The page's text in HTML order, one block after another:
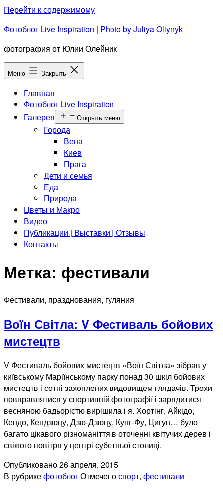
Перейти к содержимому
Фотоблог Live Inspiration | Photo by Juliya Oliynyk
фотография от Юлии Олейник
Меню Закрыть
Главная
Фотоблог Live Inspiration
Галерея
Открыть меню
Города
Вена
Киев
Прага
Дети и семья
Еда
Природа
Цветы и Макро
Видео
Публикации | Выставки | Отзывы
Контакты
Метка: фестивали
Фестивали, празднования, гуляния
Воїн Світла: V Фестиваль бойових
мистецтв
V Фестиваль бойових мистецтв «Воїн Світла» зібрав у
київському Маріїнському парку понад 30 шкіл бойових
мистецтв і сотні захоплених видовищем глядачів. Трохи
повправлятися у спортивній фотографії і зарядитися
весняною бадьорістю вирішила і я. Хортінг, Айкідо,
Кендо, Кендзюцу, Дзю-Дзюцу, Кунг-Фу, Цигун… було
багато цікавого різноманіття в оточенні квітучих дерев і
свіжого повітря у центрі суботньої столиці.
Опубликовано26 апреля, 2015
В рубрикефотоблогОтмеченоспорт, фестивали